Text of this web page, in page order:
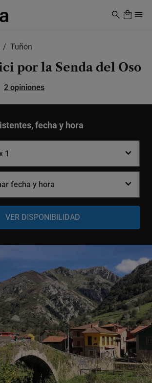
Tuñón
por la Senda del Oso
2 opiniones
fecha y hora
1
- +
- +
fecha y hora